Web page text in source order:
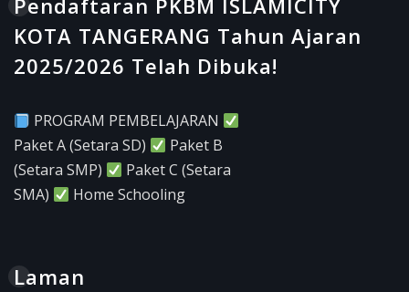
Pendaftaran PKBM ISLAMICITY
KOTA TANGERANG Tahun Ajaran
2025/2026 Telah Dibuka!
PROGRAM PEMBELAJARAN
Paket A (Setara SD)
Paket B
(Setara SMP)
Paket C (Setara
SMA)
Home Schooling
Laman